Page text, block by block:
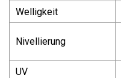
Welligkeit
Nivellierung
UV